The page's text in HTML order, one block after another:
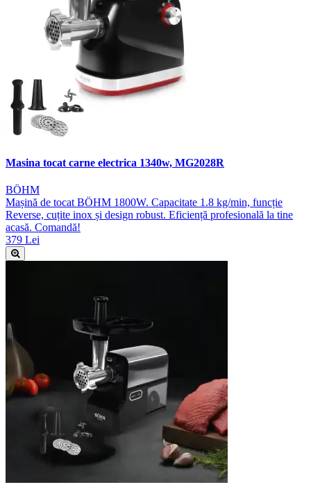
Masina tocat carne electrica 1340w, MG2028R
BÖHM
Mașină de tocat BÖHM 1800W. Capacitate 1.8 kg/min, funcție
Reverse, cuțite inox și design robust. Eficiență profesională la tine
acasă. Comandă!
379 Lei